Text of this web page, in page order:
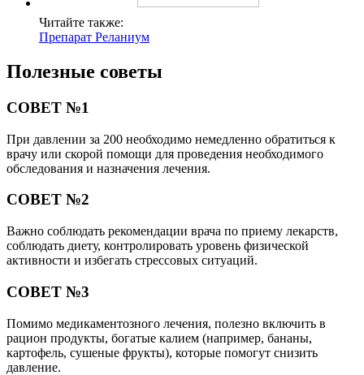
Читайте также:
Препарат Реланиум
Полезные советы
СОВЕТ №1
При давлении за 200 необходимо немедленно обратиться к
врачу или скорой помощи для проведения необходимого
обследования и назначения лечения.
СОВЕТ №2
Важно соблюдать рекомендации врача по приему лекарств,
соблюдать диету, контролировать уровень физической
активности и избегать стрессовых ситуаций.
СОВЕТ №3
Помимо медикаментозного лечения, полезно включить в
рацион продукты, богатые калием (например, бананы,
картофель, сушеные фрукты), которые помогут снизить
давление.